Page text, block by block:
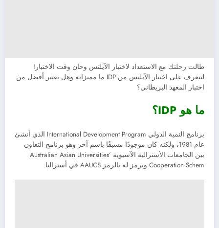
طالت رحلتك مع الاستعداد لاختبار الآيلتس وحان وقت الاختبار!
لنتعرف على اختبار الآيلتس من IDP ما مميزاته وهل يعتبر أفضل من
اختبار المعهد البريطاني؟
ما هو IDP؟
برنامج التمية الدولي International Development Program الذي أنشئ
عام 1981، ولكنه كان موجودًا مسبقًا باسم آخر وهو برنامج التعاون
بين الجامعات الأسترالية الآسيوية Australian Asian Universities’
Cooperation Schem ويرمز له بالرمز AAUCS في أستراليا.